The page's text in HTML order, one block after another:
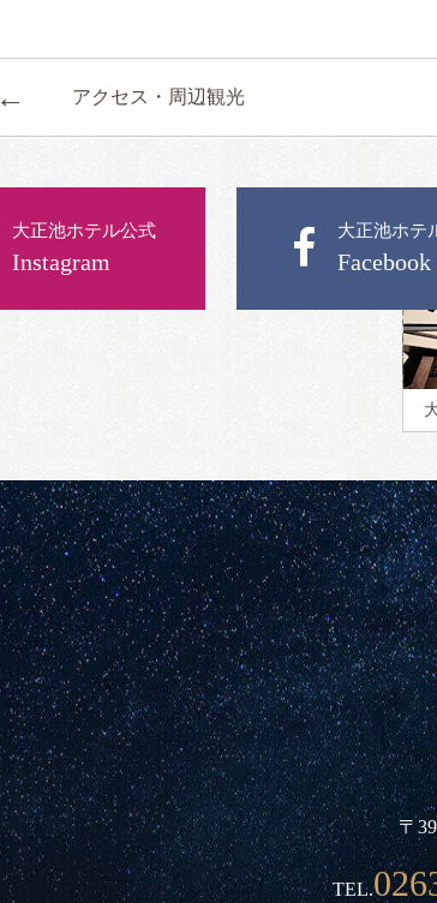
← アクセス・周辺観光
大正池ホテル公式
Instagram
大正池ホテ
Facebook
〒
TEL.